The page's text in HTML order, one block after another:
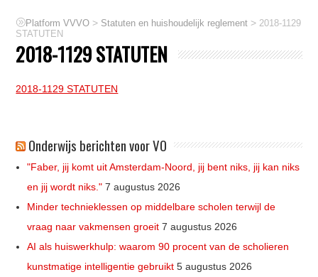
Platform VVVO > Statuten en huishoudelijk reglement > 2018-1129
STATUTEN
2018-1129 STATUTEN
2018-1129 STATUTEN
Onderwijs berichten voor VO
"Faber, jij komt uit Amsterdam-Noord, jij bent niks, jij kan niks
en jij wordt niks." 7 augustus 2026
Minder technieklessen op middelbare scholen terwijl de
vraag naar vakmensen groeit 7 augustus 2026
AI als huiswerkhulp: waarom 90 procent van de scholieren
kunstmatige intelligentie gebruikt 5 augustus 2026